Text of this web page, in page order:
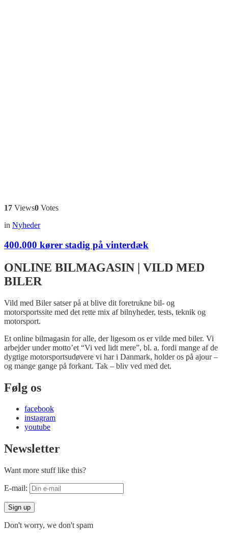
17 Views0 Votes
in Nyheder
400.000 kører stadig på vinterdæk
ONLINE BILMAGASIN | VILD MED
BILER
Vild med Biler satser på at blive dit foretrukne bil- og
motorsportssite med det rette mix af bilnyheder, tests, teknik og
motorsport.
Et online bilmagasin for alle, der ligesom os er vilde med biler. Vi
arbejder under motto’et “Vi ved lidt mere”, bl. a. fordi mange af de
dygtige motorsportsudøvere vi har i Danmark, holder os på ajour –
og mange gange på forkant. Tak – bliv ved med det.
Følg os
facebook
instagram
youtube
Newsletter
Want more stuff like this?
E-mail:
Don't worry, we don't spam